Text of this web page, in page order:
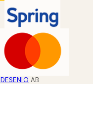
DESENIO AB